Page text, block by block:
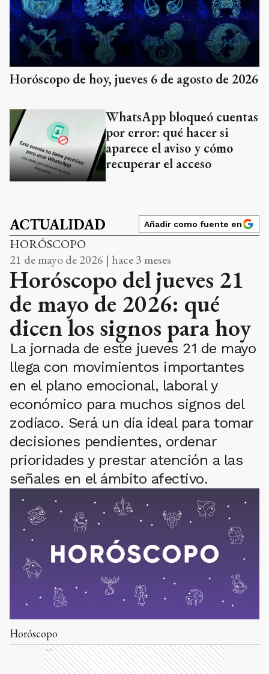
Horóscopo de hoy, jueves 6 de agosto de 2026
WhatsApp bloqueó cuentas
por error: qué hacer si
aparece el aviso y cómo
recuperar el acceso
ACTUALIDAD Añadir como fuente en
HORÓSCOPO
21 de mayo de 2026 | hace 3 meses
Horóscopo del jueves 21
de mayo de 2026: qué
dicen los signos para hoy
La jornada de este jueves 21 de mayo
llega con movimientos importantes
en el plano emocional, laboral y
económico para muchos signos del
zodíaco. Será un día ideal para tomar
decisiones pendientes, ordenar
prioridades y prestar atención a las
señales en el ámbito afectivo.
Horóscopo
Ads